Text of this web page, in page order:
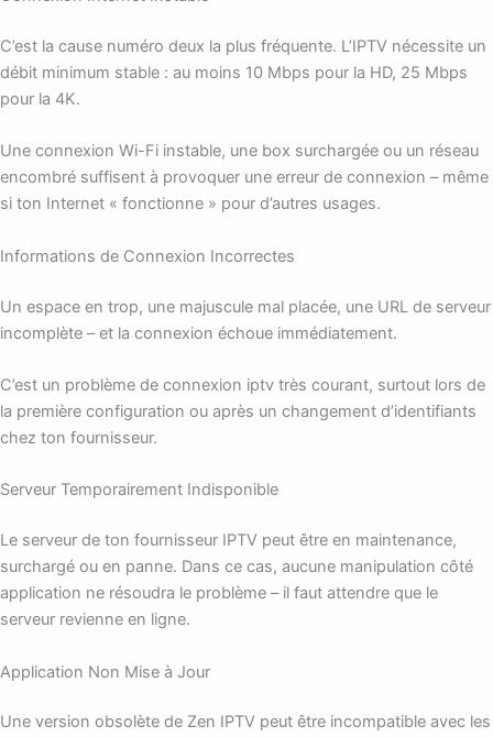
C’est la cause numéro deux la plus fréquente. L’IPTV nécessite un
débit minimum stable : au moins 10 Mbps pour la HD, 25 Mbps
pour la 4K.
Une connexion Wi-Fi instable, une box surchargée ou un réseau
encombré suffisent à provoquer une erreur de connexion – même
si ton Internet « fonctionne » pour d’autres usages.
Informations de Connexion Incorrectes
Un espace en trop, une majuscule mal placée, une URL de serveur
incomplète – et la connexion échoue immédiatement.
C’est un problème de connexion iptv très courant, surtout lors de
la première configuration ou après un changement d’identifiants
chez ton fournisseur.
Serveur Temporairement Indisponible
Le serveur de ton fournisseur IPTV peut être en maintenance,
surchargé ou en panne. Dans ce cas, aucune manipulation côté
application ne résoudra le problème – il faut attendre que le
serveur revienne en ligne.
Application Non Mise à Jour
Une version obsolète de Zen IPTV peut être incompatible avec les